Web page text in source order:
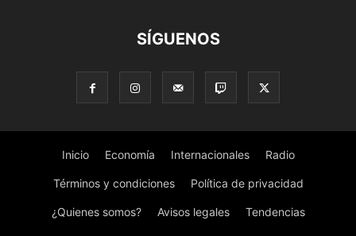
SÍGUENOS
Inicio Economía Internacionales Radio
Términos y condiciones Política de privacidad
¿Quienes somos? Avisos legales Tendencias